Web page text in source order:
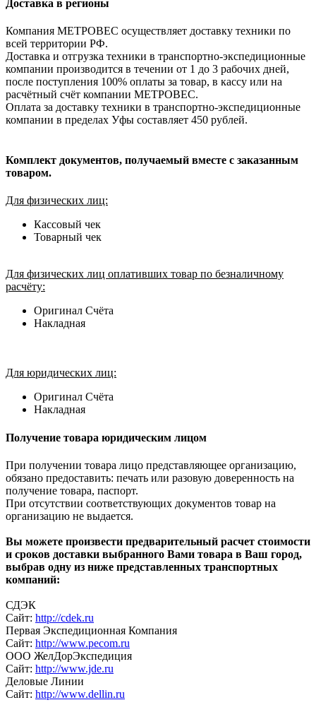
Доставка в регионы
Компания МЕТРОВЕС осуществляет доставку техники по
всей территории РФ.
Доставка и отгрузка техники в транспортно-экспедиционные
компании производится в течении от 1 до 3 рабочих дней,
после поступления 100% оплаты за товар, в кассу или на
расчётный счёт компании МЕТРОВЕС.
Оплата за доставку техники в транспортно-экспедиционные
компании в пределах Уфы составляет 450 рублей.
Комплект документов, получаемый вместе с заказанным
товаром.
Для физических лиц:
Кассовый чек
Товарный чек
Для физических лиц оплативших товар по безналичному
расчёту:
Оригинал Счёта
Накладная
Для юридических лиц:
Оригинал Счёта
Накладная
Получение товара юридическим лицом
При получении товара лицо представляющее организацию,
обязано предоставить: печать или разовую доверенность на
получение товара, паспорт.
При отсутствии соответствующих документов товар на
организацию не выдается.
Вы можете произвести предварительный расчет стоимости
и сроков доставки выбранного Вами товара в Ваш город,
выбрав одну из ниже представленных транспортных
компаний:
СДЭК
Сайт: http://cdek.ru
Первая Экспедиционная Компания
Сайт: http://www.pecom.ru
ООО ЖелДорЭкспедиция
Сайт: http://www.jde.ru
Деловые Линии
Сайт: http://www.dellin.ru